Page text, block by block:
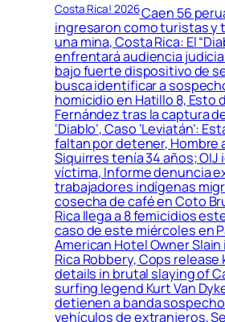
Costa Rica! 2026Caen 56
ingresaron como turistas y
una mina, Costa Rica: El
enfrentará audiencia
bajo fuerte dispositivo de
busca identificar a
homicidio en Hatillo 8, Esto
Fernández tras la captura
‘Diablo’, Caso ‘Leviatán’:
faltan por detener, Hombre
Siquirres tenía 34 años; OIJ
víctima, Informe denuncia
trabajadores indígenas
cosecha de café en Coto
Rica llega a 8 femicidios
caso de este miércoles en
American Hotel Owner
Rica Robbery, Cops release
details in brutal slaying of
surfing legend Kurt Van
detienen a banda
vehículos de extranjeros,